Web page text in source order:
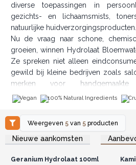
diverse toepassingen in
gezichts- en lichaamsmists,
natuurlijke huidverzorgingsproducten.
Nu de vraag naar schone,
groeien, winnen Hydrolaat
Ze spreken niet alleen
gewild bij kleine bedrijven zoals
merken voor
hoogwaardige, natuurlijke
uitbreiden en waarde toevoegen aan
een volledige variëteit (pepermunt,
en roos) tegen concurrerende
Vegan 100% Natural Ingredients
Weergeven 5 van 5 producten
Nieuwe aankomsten
Log in of registreer u voor
groothandelsprijzen.
Geranium Hydrolaat 100ml